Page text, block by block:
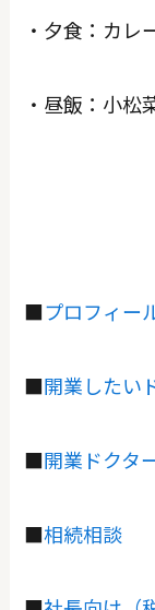
・夕食：カレ
・昼飯：小松
■プロフィー
■開業したい
■開業ドクタ
■相続相談